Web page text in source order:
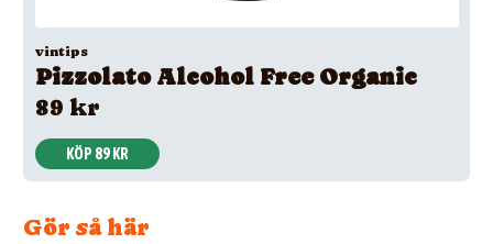
vintips
Pizzolato Alcohol Free Organic
89 kr
KÖP 89 KR
Gör så här